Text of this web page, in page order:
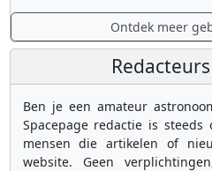
Ontdek meer
Ben je een amateur
Spacepage redactie is
mensen die artikelen of
website. Geen